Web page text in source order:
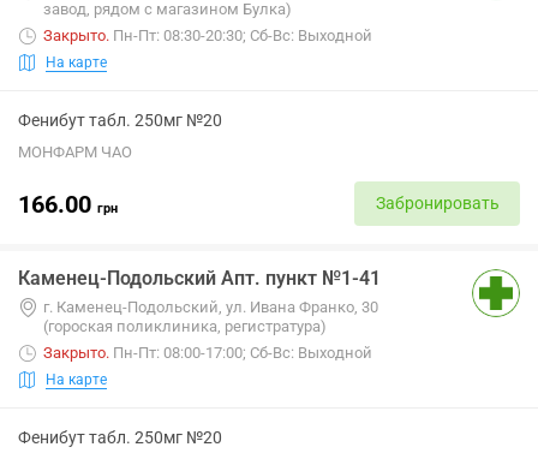
завод, рядом с магазином Булка)
Закрыто. Пн-Пт: 08:30-20:30; Сб-Вс: Выходной
На карте
Фенибут табл. 250мг №20
МОНФАРМ ЧАО
166.00 грн Забронировать
Каменец-Подольский Апт. пункт №1-41
г. Каменец-Подольский, ул. Ивана Франко, 30
(гороская поликлиника, регистратура)
Закрыто. Пн-Пт: 08:00-17:00; Сб-Вс: Выходной
На карте
Фенибут табл. 250мг №20